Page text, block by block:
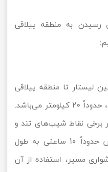
رسیدن به منطقه ییلاقی
لیستار تا منطقه ییلاقی
سوباتان از طریق جاده قدیمی، حدوداً 20 کیلومتر می‌باشد.
برخی نقاط شیب‌های تند و
نفس‌گیری دارد و طی کردنش حدوداً 10 ساعتی به طول
مسیر، استفاده از آن